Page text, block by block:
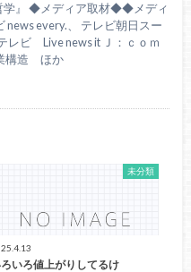
学』 ◆メディア取材◆◆メディ
every.、 テレビ朝日スー
レビ Live news it Ｊ：ｃｏｍ
構造 ほか
未分類
いろ値上がりしてるけ